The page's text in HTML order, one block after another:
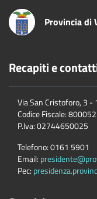
Provincia di
Recapiti e
Via San Cristoforo, 3 -
Codice Fiscale:
P.Iva:02744650025
Telefono:0161 5901
Email:
Pec: